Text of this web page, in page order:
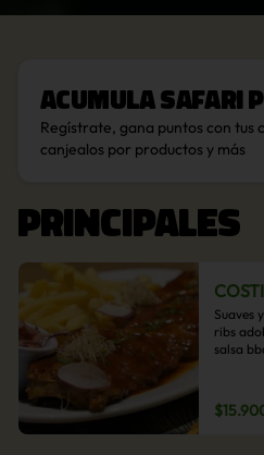
AcumulaSafari
Regístrate, gana puntos con tus
canjealos por productos y más
PRINCIPALES
Suaves
ribs
salsa
fritas,